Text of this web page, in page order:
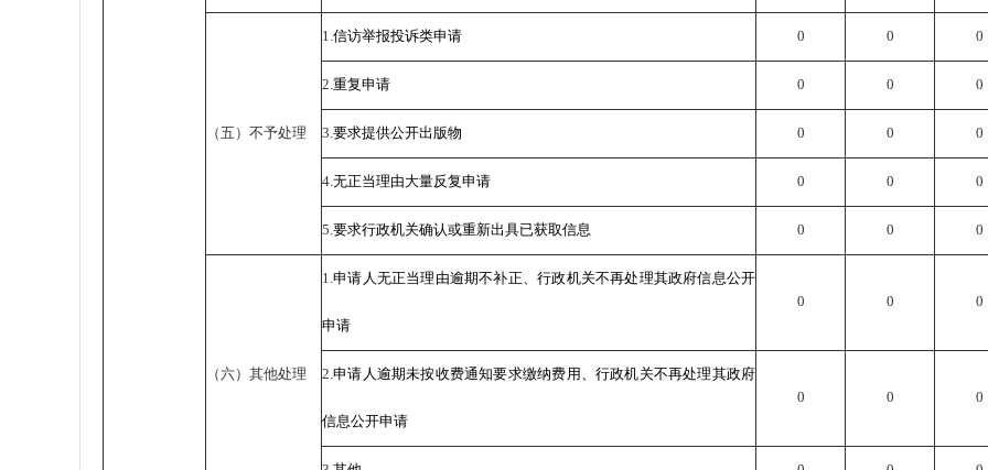
（五）不予处理
1.信访举报投诉类申请 0 0 0
2.重复申请 0 0 0
3.要求提供公开出版物 0 0 0
4.无正当理由大量反复申请 0 0 0
5.要求行政机关确认或重新出具已获取信息 0 0 0
（六）其他处理
1.申请人无正当理由逾期不补正、行政机关不再处理其政府信息公开
申请
0 0 0
2.申请人逾期未按收费通知要求缴纳费用、行政机关不再处理其政府
信息公开申请
0 0 0